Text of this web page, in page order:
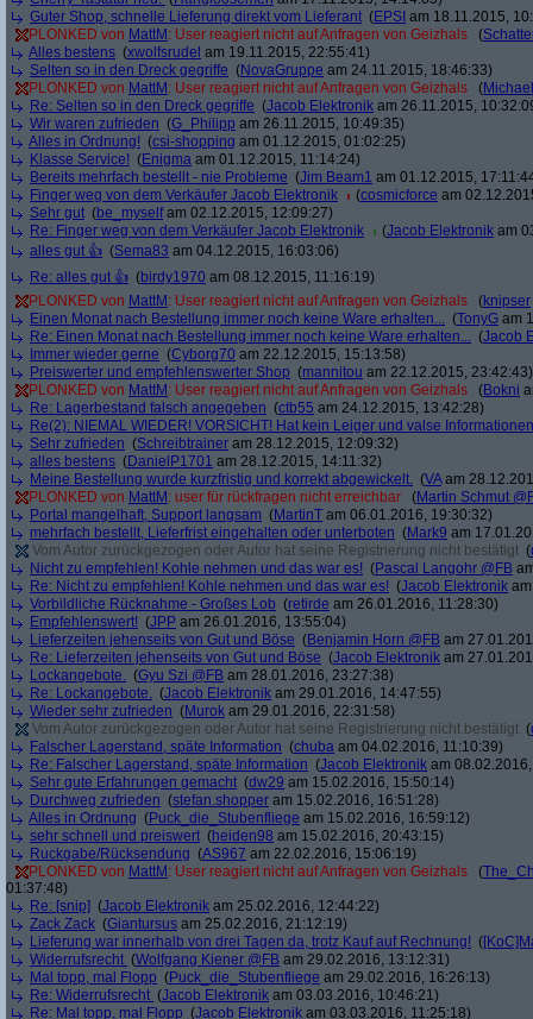
Guter Shop, schnelle Lieferung direkt vom Lieferant (EPSI am 18.11.2015,
PLONKED von MattM : User reagiert nicht auf Anfragen von Geizhals (
Alles bestens (xwolfsrudel am 19.11.2015, 22:55:41)
Selten so in den Dreck gegriffe (NovaGruppe am 24.11.2015, 18:46:33)
PLONKED von MattM : User reagiert nicht auf Anfragen von Geizhals (
Re: Selten so in den Dreck gegriffe (Jacob Elektronik am 26.11.2015,
Wir waren zufrieden (G_Philipp am 26.11.2015, 10:49:35)
Alles in Ordnung! (csi-shopping am 01.12.2015, 01:02:25)
Klasse Service! (Enigma am 01.12.2015, 11:14:24)
Bereits mehrfach bestellt - nie Probleme (Jim Beam1 am 01.12.2015,
Finger weg von dem Verkäufer Jacob Elektronik
(cosmicforce am
Sehr gut (be_myselfam 02.12.2015, 12:09:27)
Re: Finger weg von dem Verkäufer Jacob Elektronik
(Jacob Elektronik am
alles gut 👍 (Sema83 am 04.12.2015, 16:03:06)
Re: alles gut 👍 (birdy1970 am 08.12.2015, 11:16:19)
PLONKED von MattM : User reagiert nicht auf Anfragen von Geizhals (knipser
Einen Monat nach Bestellung immer noch keine Ware erhalten... (TonyG am
Re: Einen Monat nach Bestellung immer noch keine Ware erhalten... (Jacob
Immer wieder gerne (Cyborg70 am 22.12.2015, 15:13:58)
Preiswerter und empfehlenswerter Shop (mannitou am 22.12.2015, 23:42:43)
PLONKED von MattM : User reagiert nicht auf Anfragen von Geizhals (Bokni
Re: Lagerbestand falsch angegeben (ctb55 am 24.12.2015, 13:42:28)
Re(2): NIEMAL WIEDER! VORSICHT! Hat kein Leiger und valse Informationen
Sehr zufrieden (Schreibtrainer am 28.12.2015, 12:09:32)
alles bestens (DanielP1701 am 28.12.2015, 14:11:32)
Meine Bestellung wurde kurzfristig und korrekt abgewickelt. (VAam
PLONKED von MattM : user für rückfragen nicht erreichbar (Martin Schmut
Portal mangelhaft, Support langsam (MartinT am 06.01.2016, 19:30:32)
mehrfach bestellt, Lieferfrist eingehalten oder unterboten (Mark9 am
Vom Autor zurückgezogen oder Autor hat seine Registrierung nicht bestätigt (
Nicht zu empfehlen! Kohle nehmen und das war es! (Pascal Langohr @FB
Re: Nicht zu empfehlen! Kohle nehmen und das war es! (Jacob Elektronik
Vorbildliche Rücknahme - Großes Lob (retirde am 26.01.2016, 11:28:30)
Empfehlenswert! (JPP am 26.01.2016, 13:55:04)
Lieferzeiten jehenseits von Gut und Böse (Benjamin Horn @FB am
Re: Lieferzeiten jehenseits von Gut und Böse (Jacob Elektronik am
Lockangebote. (Gyu Szi @FB am 28.01.2016, 23:27:38)
Re: Lockangebote. (Jacob Elektronik am 29.01.2016, 14:47:55)
Wieder sehr zufrieden (Murok am 29.01.2016, 22:31:58)
Vom Autor zurückgezogen oder Autor hat seine Registrierung nicht bestätigt (
Falscher Lagerstand, späte Information (chuba am 04.02.2016, 11:10:39)
Re: Falscher Lagerstand, späte Information (Jacob Elektronik am
Sehr gute Erfahrungen gemacht (dw29 am 15.02.2016, 15:50:14)
Durchweg zufrieden (stefan.shopper am 15.02.2016, 16:51:28)
Alles in Ordnung (Puck_die_Stubenfliege am 15.02.2016, 16:59:12)
sehr schnell und preiswert (heiden98 am 15.02.2016, 20:43:15)
Ruckgabe/Rücksendung (AS967 am 22.02.2016, 15:06:19)
PLONKED von MattM : User reagiert nicht auf Anfragen von Geizhals (
01:37:48)
Re: [snip] (Jacob Elektronik am 25.02.2016, 12:44:22)
Zack Zack (Giantursus am 25.02.2016, 21:12:19)
Lieferung war innerhalb von drei Tagen da, trotz Kauf auf Rechnung! (
Widerrufsrecht (Wolfgang Kiener @FB am 29.02.2016, 13:12:31)
Mal topp, mal Flopp (Puck_die_Stubenfliege am 29.02.2016, 16:26:13)
Re: Widerrufsrecht (Jacob Elektronik am 03.03.2016, 10:46:21)
Re: Mal topp, mal Flopp (Jacob Elektronik am 03.03.2016, 11:25:18)